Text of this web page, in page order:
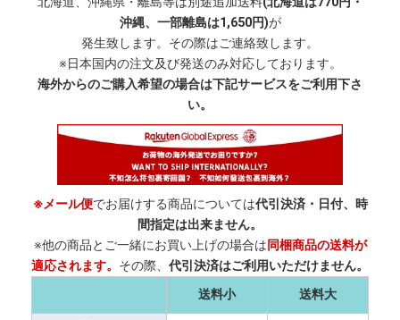
沖縄、一部離島は1,650円)が
発生致します。その際はご連絡致します。
※日本国内の注文及び発送のみ対応しております。
海外からのご購入希望の場合は下記サービスをご利用下さ
い。
※メール便でお届けする商品については代引決済・日付、時
間指定は出来ません。
※他の商品とご一緒にお買い上げの場合は同梱商品の送料が
適応されます。 その際、 代引決済はご利用いただけません。
送料小
送料大